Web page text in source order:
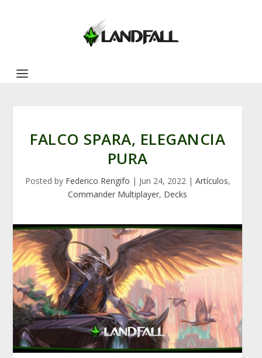
FALCO SPARA, ELEGANCIA
PURA
Posted by Federico Rengifo | Jun 24, 2022| Artículos,
Commander Multiplayer, Decks